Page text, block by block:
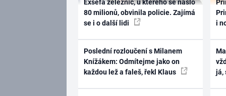
Exšéfa železnic, u kterého se našlo
80 milionů, obvinila policie. Zajímá
se i o další lidi
Poslední rozloučení s Milanem
Knížákem: Odmítejme jako on
každou lež a faleš, řekl Klaus
i
já,